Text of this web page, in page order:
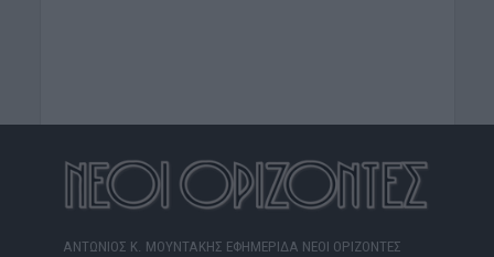
ΑΝΤΩΝΙΟΣ Κ. ΜΟΥΝΤΑΚΗΣ ΕΦΗΜΕΡΙΔΑ ΝΕΟΙ ΟΡΙΖΟΝΤΕΣ